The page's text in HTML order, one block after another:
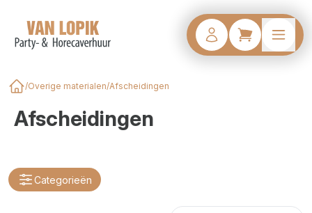
/Overige materialen/Afscheidingen
Afscheidingen
Categorieën